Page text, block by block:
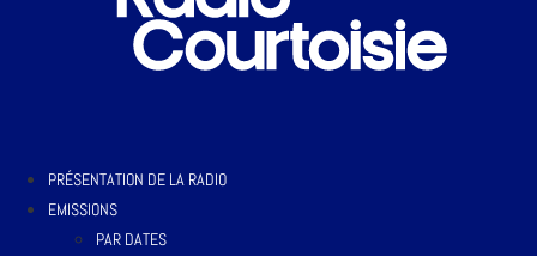
PRÉSENTATION DE LA RADIO
EMISSIONS
PAR DATES